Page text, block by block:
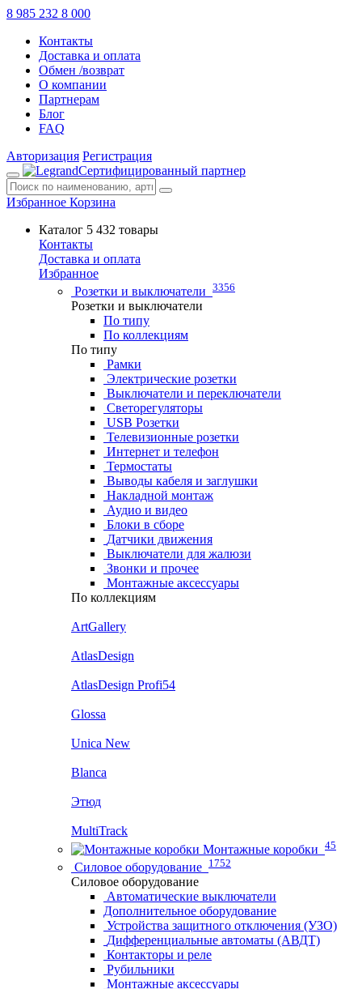
8 985 232 8 000
Контакты
Доставка и оплата
Обмен /возврат
О компании
Партнерам
Блог
FAQ
Авторизация Регистрация
Сертифицированный партнер
Избранное Корзина
Каталог 5 432 товары
Контакты
Доставка и оплата
Избранное
Розетки и выключатели 3356
Розетки и выключатели
По типу
По коллекциям
По типу
Рамки
Электрические розетки
Выключатели и переключатели
Светорегуляторы
USB Розетки
Телевизионные розетки
Интернет и телефон
Термостаты
Выводы кабеля и заглушки
Накладной монтаж
Аудио и видео
Блоки в сборе
Датчики движения
Выключатели для жалюзи
Звонки и прочее
Монтажные аксессуары
По коллекциям
ArtGallery
AtlasDesign
AtlasDesign Profi54
Glossa
Unica New
Blanca
Этюд
MultiTrack
Монтажные коробки 45
Силовое оборудование 1752
Силовое оборудование
Автоматические выключатели
Дополнительное оборудование
Устройства защитного отключения (УЗО)
Дифференциальные автоматы (АВДТ)
Контакторы и реле
Рубильники
Монтажные аксессуары